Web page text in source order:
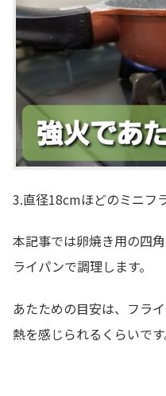
3.直径18cmほどのミニフ
本記事では卵焼き用の四
ライパンで調理します。
あたための目安は、フラ
熱を感じられるくらいです